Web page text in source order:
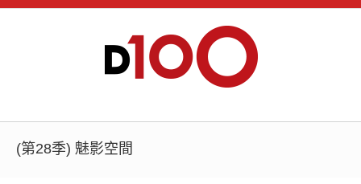
(第28季) 魅影空間